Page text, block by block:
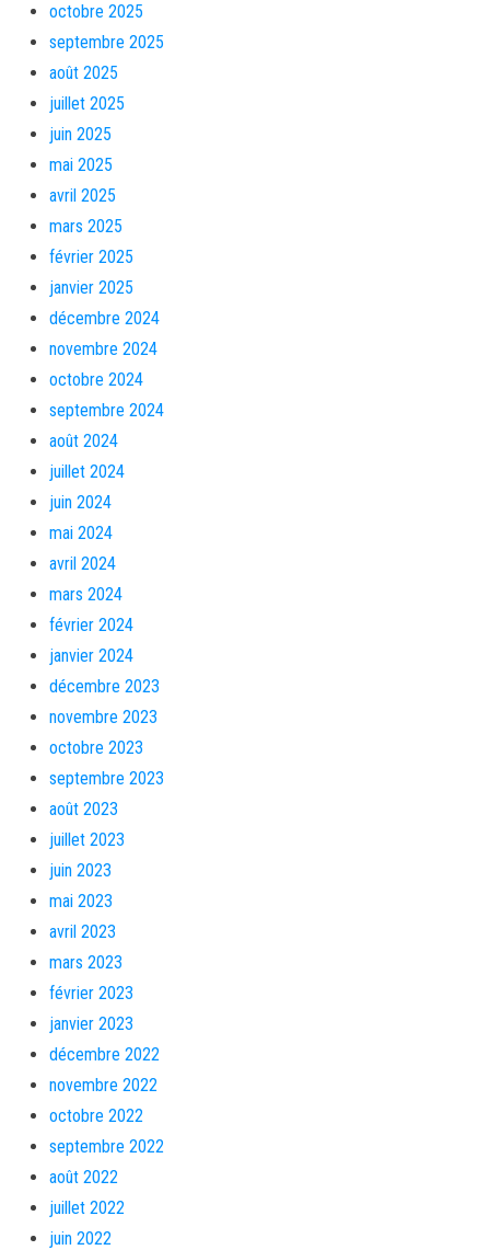
octobre 2025
septembre 2025
août 2025
juillet 2025
juin 2025
mai 2025
avril 2025
mars 2025
février 2025
janvier 2025
décembre 2024
novembre 2024
octobre 2024
septembre 2024
août 2024
juillet 2024
juin 2024
mai 2024
avril 2024
mars 2024
février 2024
janvier 2024
décembre 2023
novembre 2023
octobre 2023
septembre 2023
août 2023
juillet 2023
juin 2023
mai 2023
avril 2023
mars 2023
février 2023
janvier 2023
décembre 2022
novembre 2022
octobre 2022
septembre 2022
août 2022
juillet 2022
juin 2022